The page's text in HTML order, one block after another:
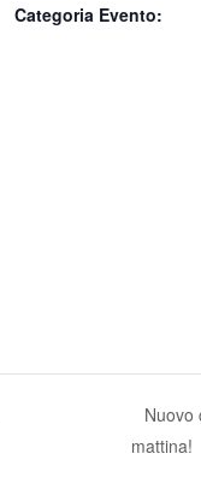
Categoria Evento:
Nuovo
mattina!